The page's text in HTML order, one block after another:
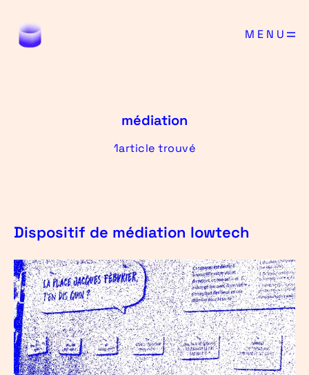
MENU
médiation
1article trouvé
Dispositif de médiation lowtech